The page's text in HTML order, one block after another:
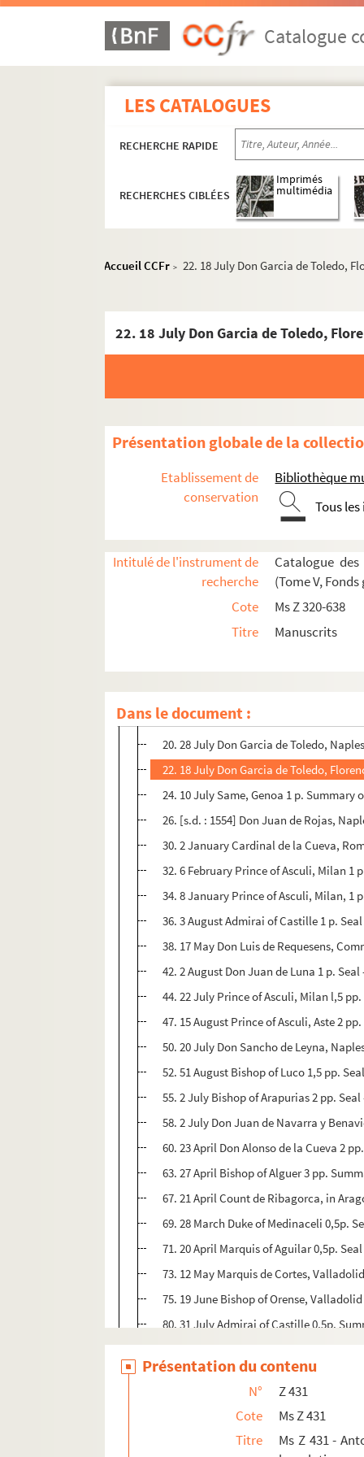
Catalogue
LES CATALOGUES
RECHERCHE RAPIDE
RECHERCHES CIBLÉES
Imprimés
multimédia
Accueil CCFr > 22. 18 July Don Garcia de Toledo,
22. 18 July Don Garcia de Toledo,
Présentation globale de la
Etablissement de
conservation
Bibliothèque
Tous
Intitulé de l'instrument de
recherche
Catalogue
(Tome V,
Cote
Ms Z 320-638
Titre
Manuscrits
Dans le document :
Ms Z 320 à Z 415
- Ms Z 431-2
- Ms Z 431-4
1. ex-libris..p - de garde
2. 1 November Don Diego de
11. 20 June Cardinal de la Cueva,
15. 7 June Cardinal de Santiago de
17. 10 May Bishop of Aguila, Naples 2
20. 28 July Don Garcia de Toledo,
22. 18 July Don Garcia de Toledo,
24. 10 July Same, Genoa 1 p.
26. [s.d. : 1554] Don Juan de Rojas,
30. 2 January Cardinal de la Cueva,
32. 6 February Prince of Asculi, Milan 1
34. 8 January Prince of Asculi, Milan, 1
36. 3 August Admirai of Castille 1 p.
38. 17 May Don Luis de Requesens,
42. 2 August Don Juan de Luna 1 p. Seal
44. 22 July Prince of Asculi, Milan l,5
47. 15 August Prince of Asculi, Aste 2
50. 20 July Don Sancho de Leyna,
52. 51 August Bishop of Luco 1,5 pp.
55. 2 July Bishop of Arapurias 2 pp. Seal
58. 2 July Don Juan de Navarra y
60. 23 April Don Alonso de la Cueva 2
63. 27 April Bishop of Alguer 3 pp.
67. 21 April Count de Ribagorca, in
69. 28 March Duke of Medinaceli 0,5p.
71. 20 April Marquis of Aguilar 0,5p.
73. 12 May Marquis de Cortes,
75. 19 June Bishop of Orense,
80. 31 July Admirai of Castille 0,5p.
82. 6 March Dona Maria Manrique de
85. 13 December 1553 Maxiraillian,
87. 24 October 1553 Maxiraillian,
89. 2 December 1553 Queen of
91. 1 January Vicencia Pinella, Naples
Présentation du contenu
N°
Z 431
Cote
Ms Z 431
Titre
Ms Z 431 -